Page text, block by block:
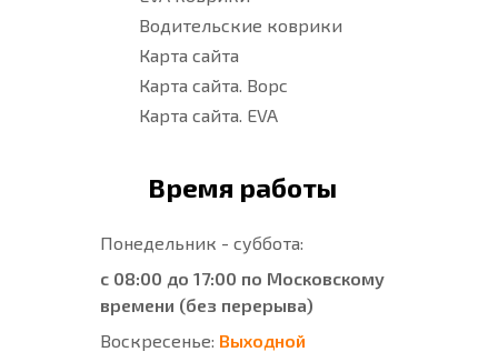
Водительские коврики
Карта сайта
Карта сайта. Ворс
Карта сайта. EVA
Время работы
Понедельник - суббота:
с 08:00 до 17:00 по Московскому
времени (без перерыва)
Воскресенье: Выходной